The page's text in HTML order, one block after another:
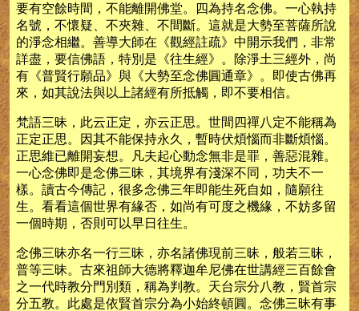
要有空餘時間，不能離開佛堂。四為持名念佛。一心執持
名號，不懷疑、不夾雜、不間斷。這就是大勢至菩薩所說
的淨念相繼。善導大師在《觀經註疏》中開示我們，非常
詳盡，要信佛語，特別是《往生經》。除淨土三經外，尚
有《普賢行願品》與《大勢至念佛圓通章》。即使古佛再
來，如其說法與以上諸經有所抵觸，即不要相信。
梵語三昧，此云正定，亦云正思。世間四禪八定不能稱為
正定正思。因其不能保持永久，暫時伏煩惱而非斷煩惱。
正思維已離開妄想。凡夫起心動念無非是罪，善惡混雜。
一心念佛即是念佛三昧，其境界有淺深不同，功夫不一
樣。讀古今傳記，很多念佛三年即能生死自如，隨願往
生。看看這個世界有緣否，如尚有可度之機緣，不妨多留
一個時期，否則可以早日往生。
念佛三昧亦名一行三昧，亦名諸佛現前三昧，般若三昧，
普等三昧。古來祖師大德將釋迦牟尼佛在世講經三百餘會
之一代時教分門別類，稱為判教。天台宗分八教，賢首宗
分五教。此處是依賢首宗分為小始終頓圓。念佛三昧有事